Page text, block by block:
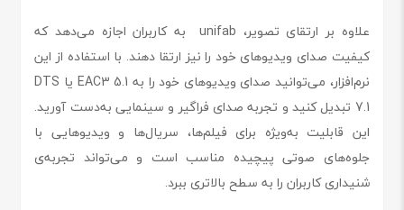
علاوه بر ارتقای تصویر، unifab به کاربران اجازه می‌دهد که
کیفیت صدای ویدیوهای خود را نیز ارتقا دهند. با استفاده از این
نرم‌افزار، می‌توانید صدای ویدیوهای خود را به EAC3 5.1 یا DTS
7.1 تبدیل کنید و تجربه صدای فراگیر و سینمایی به‌دست آورید.
این قابلیت به‌ویژه برای فیلم‌ها، سریال‌ها و ویدیوهایی با
جلوه‌های صوتی پیچیده مناسب است و می‌تواند تجربه‌ی
شنیداری کاربران را به سطح بالاتری ببرد.